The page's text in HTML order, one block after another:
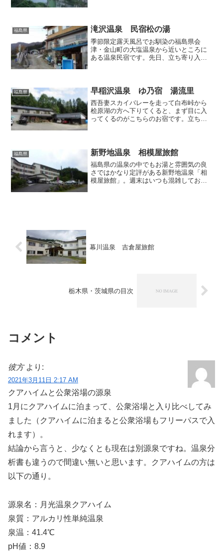
「波来湯」であります...
福島県 滝沢温泉 民宿松の湯
季節限定露天風呂でお馴染の福島県会
津・金山町の大塩温泉から近いところに
ある温泉民宿です。先日、立ち寄り入浴
その石材やらボートやら材木...
福島県 早稲沢温泉 ゆ乃宿 湯流里
西吾妻スカイバレーを走って白布峠から
桧原湖の方へ下りてくると、まず目に入
ってくるのがこちらのお宿です。立ち寄
すが、さすがにまだ農産...
福島県 新野地温泉 相模屋旅館
福島県の温泉の中でもお湯と雰囲気の良
さではかなり定評がある新野地温泉「相
模屋旅館」。週末はいつも混雑してお
幕川温泉 吉倉屋旅館
栃木県・茨城県の目次
コメント
彼方 より:
2021年3月11日 2:17 AM
クアハイムと公衆浴場の源泉
1月にクアハイムに泊まって、公衆浴場と入り比べしてみ
ました（クアハイムに泊まると公衆浴場もフリーパスで入
れます）。
結論から言うと、少なくとも現在は別源泉ですね。温泉分
析書も違うので間違い無いと思います。クアハイムの方は
以下の通り。
源泉名：月光温泉クアハイム
泉質：アルカリ性単純温泉
泉温：41.4℃
pH値：8.9